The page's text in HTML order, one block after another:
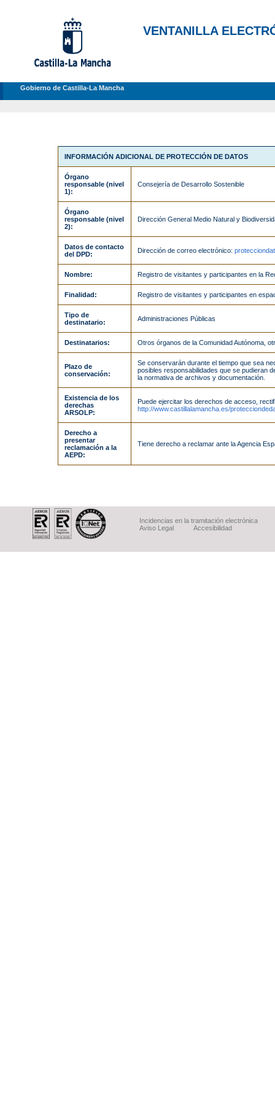
VENTANILLA
Gobierno de Castilla-La Mancha
INFORMACIÓN ADICIONAL DE PROTECCIÓN DE DATOS
Órgano
responsable (nivel
1):
Consejería de Desarrollo Sostenible
Órgano
responsable (nivel
2):
Dirección General Medio Natural y
Datos de contacto
del DPD:
Dirección de correo electrónico:
Nombre: Registro de visitantes y participantes en la
Finalidad: Registro de visitantes y participantes en
Tipo de
destinatario:
Administraciones Públicas
Destinatarios: Otros órganos de la Comunidad Autónoma,
Plazo de
conservación:
Se conservarán durante el tiempo que sea
posibles responsabilidades que se pudieran
la normativa de archivos y documentación.
Existencia de los
derechas
ARSOLP:
Puede ejercitar los derechos de acceso,
http://www.castillalamancha.es/
Derecho a
presentar
reclamación a la
AEPD:
Tiene derecho a reclamar ante la Agencia
Incidencias en la tramitación electrónica
Aviso Legal
Accesibilidad